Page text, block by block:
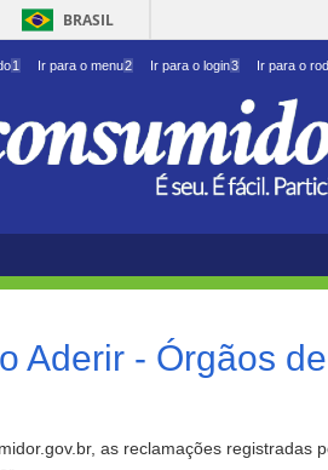
BRASIL
1 Ir para o menu2 Ir para o login3 Ir para o
Aderir - Órgãos
as reclamações registradas